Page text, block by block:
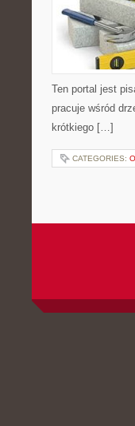
Ten portal jest
pracuje wśród
krótkiego […]
CATEGORIES: